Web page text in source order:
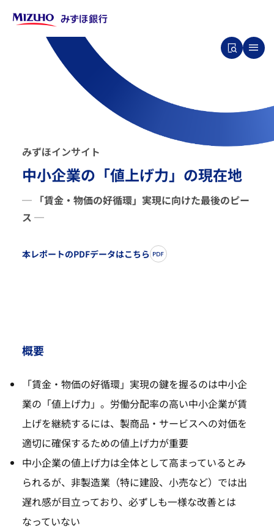
みずほインサイ ト
中小企業の「値上げ力」の現在地
─ 「賃金・物価の好循環」実現に向けた最後のピー
ス ─
本レポートのPDFデータはこちら
概要
「賃金・物価の好循環」実現の鍵を握るのは中小企
業の「値上げ力」。労働分配率の高い中小企業が賃
上げを継続するには、製商品・サービスへの対価を
適切に確保するための値上げ力が重要
中小企業の値上げ力は全体として高まっているとみ
られるが、非製造業（特に建設、小売など）では出
遅れ感が目立っており、必ずしも一様な改善とは
なっていない